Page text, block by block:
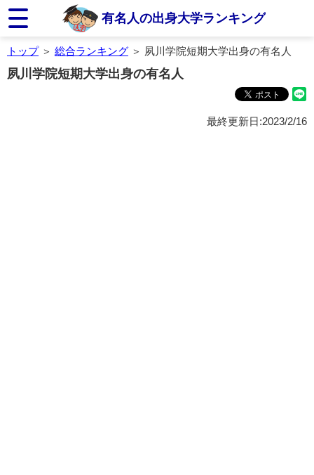
有名人の出身大学ランキング
トップ＞ 総合ランキング ＞ 夙川学院短期大学出身の有名人
夙川学院短期大学出身の有名人
最終更新日:2023/2/16